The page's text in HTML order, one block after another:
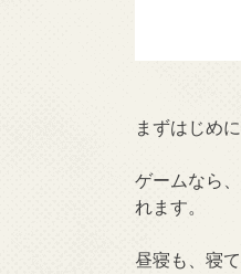
まずはじめ
ゲームなら
れます。
昼寝も、寝